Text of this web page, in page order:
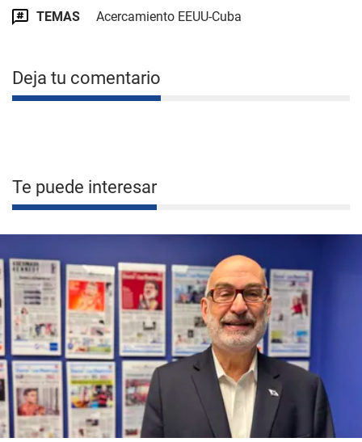
TEMAS Acercamiento EEUU-Cuba
Deja tu comentario
Te puede interesar